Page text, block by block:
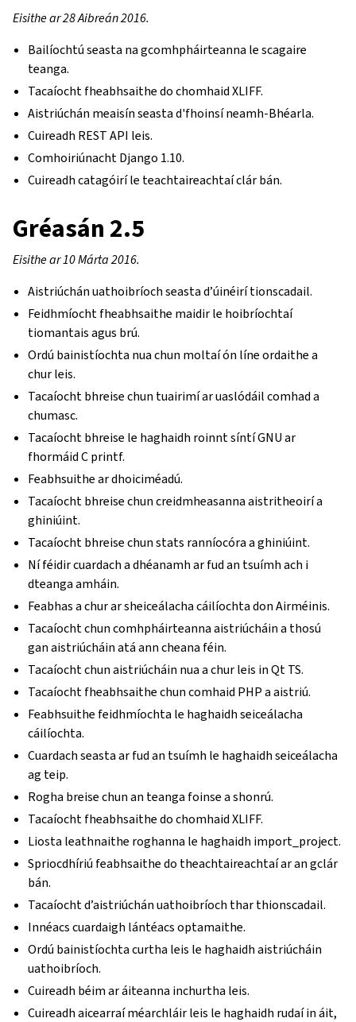
Eisithe ar 28 Aibreán 2016.
Bailíochtú seasta na gcomhpháirteanna le scagaire
teanga.
Tacaíocht fheabhsaithe do chomhaid XLIFF.
Aistriúchán meaisín seasta d'fhoinsí neamh-Bhéarla.
Cuireadh REST API leis.
Comhoiriúnacht Django 1.10.
Cuireadh catagóirí le teachtaireachtaí clár bán.
Gréasán 2.5
Eisithe ar 10 Márta 2016.
Aistriúchán uathoibríoch seasta d’úinéirí tionscadail.
Feidhmíocht fheabhsaithe maidir le hoibríochtaí
tiomantais agus brú.
Ordú bainistíochta nua chun moltaí ón líne ordaithe a
chur leis.
Tacaíocht bhreise chun tuairimí ar uaslódáil comhad a
chumasc.
Tacaíocht bhreise le haghaidh roinnt síntí GNU ar
fhormáid C printf.
Feabhsuithe ar dhoiciméadú.
Tacaíocht bhreise chun creidmheasanna aistritheoirí a
ghiniúint.
Tacaíocht bhreise chun stats ranníocóra a ghiniúint.
Ní féidir cuardach a dhéanamh ar fud an tsuímh ach i
dteanga amháin.
Feabhas a chur ar sheiceálacha cáilíochta don Airméinis.
Tacaíocht chun comhpháirteanna aistriúcháin a thosú
gan aistriúcháin atá ann cheana féin.
Tacaíocht chun aistriúcháin nua a chur leis in Qt TS.
Tacaíocht fheabhsaithe chun comhaid PHP a aistriú.
Feabhsuithe feidhmíochta le haghaidh seiceálacha
cáilíochta.
Cuardach seasta ar fud an tsuímh le haghaidh seiceálacha
ag teip.
Rogha breise chun an teanga foinse a shonrú.
Tacaíocht fheabhsaithe do chomhaid XLIFF.
Liosta leathnaithe roghanna le haghaidh import_project.
Spriocdhíriú feabhsaithe do theachtaireachtaí ar an gclár
bán.
Tacaíocht d’aistriúchán uathoibríoch thar thionscadail.
Innéacs cuardaigh lántéacs optamaithe.
Ordú bainistíochta curtha leis le haghaidh aistriúcháin
uathoibríoch.
Cuireadh béim ar áiteanna inchurtha leis.
Cuireadh aicearraí méarchláir leis le haghaidh rudaí in áit,